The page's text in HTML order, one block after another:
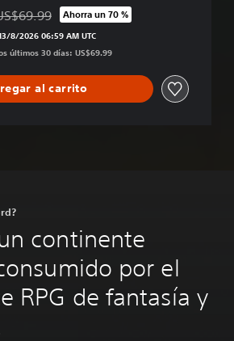
del precio original de US$69.99
Ahorra un 70 %
8/2026 06:59 AM UTC
últimos 30 días: US$69.99
al carrito
continente
por el
RPG de fantasía y